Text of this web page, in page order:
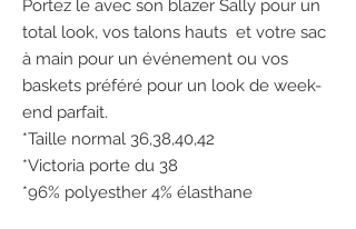
Portez le avec son blazer Sally pour un
total look, vos talons hauts et votre sac
à main pour un événement ou vos
baskets préféré pour un look de week-
end parfait.
*Taille normal 36,38,40,42
*Victoria porte du 38
*96% polyesther 4% élasthane